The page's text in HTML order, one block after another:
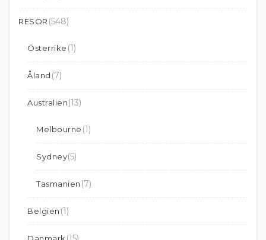
RESOR (548)
Österrike (1)
Åland (7)
Australien(13)
Melbourne (1)
Sydney(5)
Tasmanien (7)
Belgien (1)